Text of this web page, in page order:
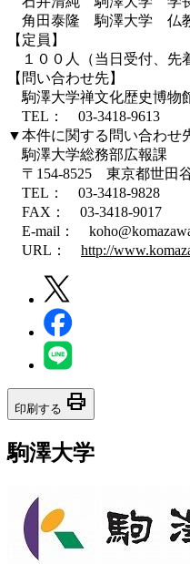
角田泰隆 駒澤大学 仏
【定員】
１００人（当日受付、先
【問い合わせ先】
駒澤大学禅文化歴史博物
TEL： 03-3418-9613
▼本件に関する問い合わせ
駒澤大学総務部広報課
〒154-8525 東京都世田谷
TEL： 03-3418-9828
FAX： 03-3418-9017
E-mail：
URL： http://
印刷する print
駒澤大学